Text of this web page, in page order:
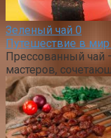
Зеленый чай 0
Путешествие в мир
Прессованный чай
мастеров,